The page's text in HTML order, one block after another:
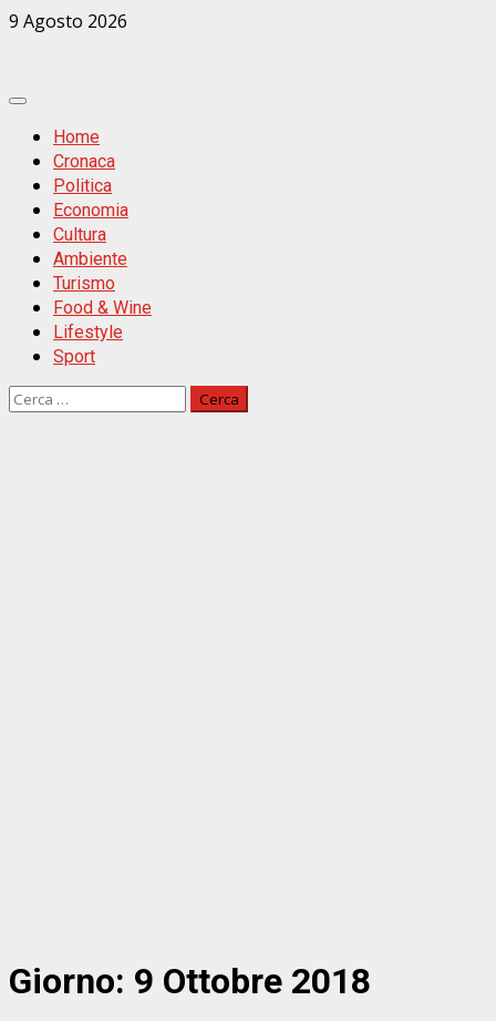
Zum
9 Agosto 2026
Primäres
MenüHome
Cronaca
Politica
Economia
Cultura
Ambiente
Turismo
Food & Wine
Lifestyle
Sport
Ricerca
Giorno: 9 Ottobre 2018